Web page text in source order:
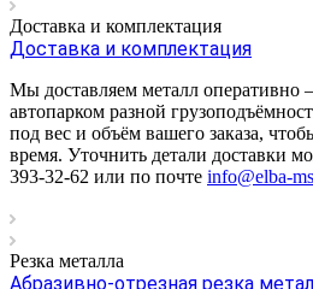
Доставка и комплектация
Доставка и комплектация
Мы доставляем металл
автопарком разной
под вес и объём вашего заказа,
время. Уточнить детали доставки
393-32-62 или по почте info@elba-
Резка металла
Абразивно-отрезная резка